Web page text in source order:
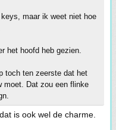
maar ik weet niet hoe
het hoofd heb gezien.
toch ten zeerste dat het
moet. Dat zou een flinke
is ook wel de charme.